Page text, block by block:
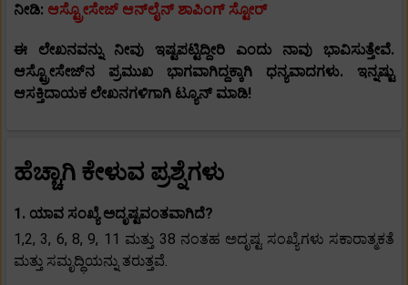
ನೀಡಿ: ಆಸ್ಟ್ರೋಸೇಜ್ ಆನ್‌ಲೈನ್ ಶಾಪಿಂಗ್ ಸ್ಟೋರ್
ಈ ಲೇಖನವನ್ನು ನೀವು ಇಷ್ಟಪಟ್ಟಿದ್ದೀರಿ ಎಂದು ನಾವು ಭಾವಿಸುತ್ತೇವೆ.
ಆಸ್ಟ್ರೋಸೇಜ್‌ನ ಪ್ರಮುಖ ಭಾಗವಾಗಿದ್ದಕ್ಕಾಗಿ ಧನ್ಯವಾದಗಳು. ಇನ್ನಷ್ಟು
ಆಸಕ್ತಿದಾಯಕ ಲೇಖನಗಳಿಗಾಗಿ ಟ್ಯೂನ್ ಮಾಡಿ!
ಹೆಚ್ಚಾಗಿ ಕೇಳುವ ಪ್ರಶ್ನೆಗಳು
1. ಯಾವ ಸಂಖ್ಯೆ ಅದೃಷ್ಟವಂತವಾಗಿದೆ?
1,2, 3, 6, 8, 9, 11 ಮತ್ತು 38 ನಂತಹ ಅದೃಷ್ಟ ಸಂಖ್ಯೆಗಳು ಸಕಾರಾತ್ಮಕತೆ
ಮತ್ತು ಸಮೃದ್ಧಿಯನ್ನು ತರುತ್ತವೆ.